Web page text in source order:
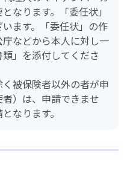
なります。「委任状」
ます。「委任状」の作
などから本人に対し一
」を添付してくださ
被保険者以外の者が申
）は、申請できませ
なります。